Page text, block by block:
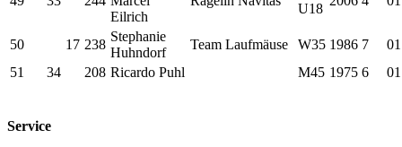
Eilrich
U18
50 17 238
Stephanie
Huhndorf
Team Laufmäuse W35 1986 7
51
34 208 Ricardo Puhl M45 1975 6
Service